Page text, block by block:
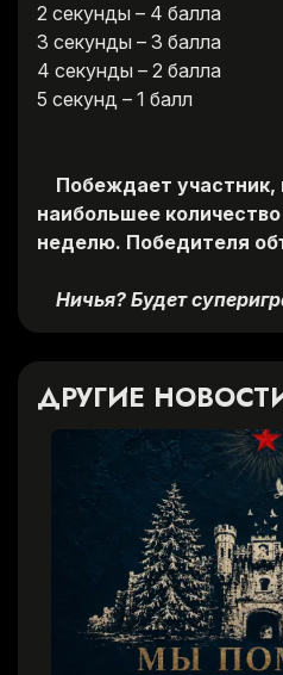
2 секунды – 4 балла
3 секунды – 3 балла
4 секунды – 2 балла
5 секунд – 1 балл
Побеждает участник,
наибольшее
неделю. Победителя
Ничья? Будет
ДРУГИЕ